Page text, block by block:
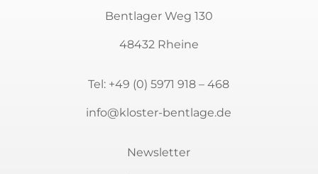
Bentlager Weg 130
48432 Rheine
Tel: +49 (0) 5971 918 – 468
info@kloster-bentlage.de
Newsletter